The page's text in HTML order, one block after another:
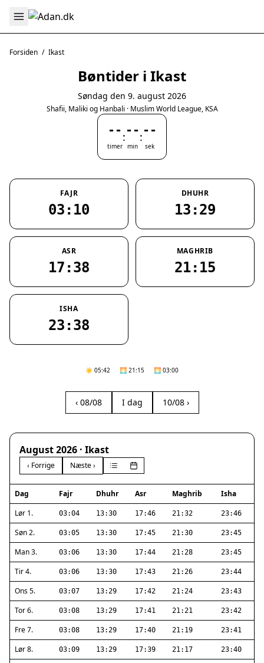
Forsiden / Ikast
Bøntider i Ikast
Søndag den 9. august 2026
Shafii, Maliki og Hanbali · Muslim World League, KSA
--
timer
:--
min
:--
sek
FAJR
03:10
DHUHR
13:29
ASR
17:38
MAGHRIB
21:15
ISHA
23:38
☀️ 05:42 🌅 21:15 🌅 03:00
‹ 08/08 I dag 10/08 ›
August 2026 · Ikast
‹ Forrige Næste ›
Dag Fajr Dhuhr Asr Maghrib
Isha
Lør 1.
03:04 13:30 17:46 21:32 23:46
Søn 2. 03:05 13:30 17:45 21:30 23:45
Man 3. 03:06 13:30 17:44 21:28 23:45
Tir 4. 03:06 13:30 17:43 21:26 23:44
Ons 5. 03:07 13:29 17:42 21:24 23:43
Tor 6. 03:08 13:29 17:41 21:21 23:42
Fre 7. 03:08 13:29 17:40 21:19 23:41
Lør 8. 03:09 13:29 17:39 21:17 23:40